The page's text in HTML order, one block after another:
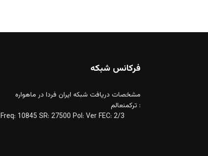
فرکانس شبکه
مشخصات دریافت شبکه ایران فردا در ماهواره
ترکمنعالم :
Freq: 10845 SR: 27500 Pol: Ver FEC: 2/3